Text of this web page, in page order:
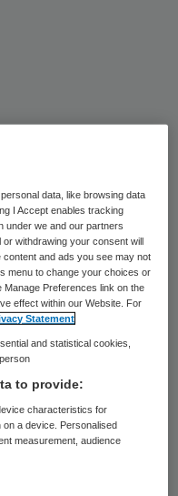
zeker 560
terwijl
die er liggen
worden, maar
blijkt uit een
de stokkende
en moeten
data, like browsing data
I Accept enables tracking
under we and our partners
withdrawing your consent will
and ads you see may not
menu to change your choices or
Preferences link on the
effect within our Website. For
Statement
and statistical cookies,
to provide:
characteristics for
a device. Personalised
measurement, audience